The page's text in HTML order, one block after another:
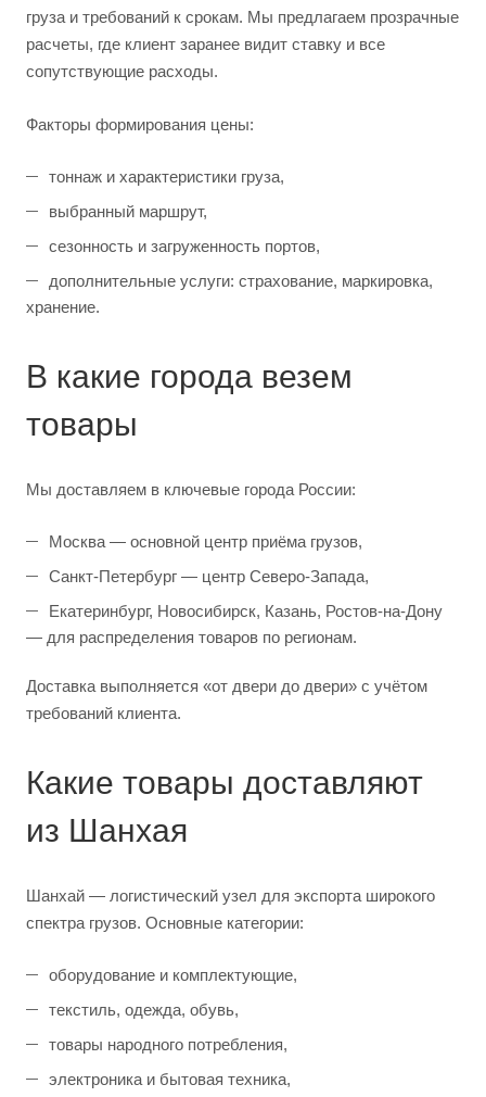
груза и требований к срокам. Мы предлагаем прозрачные
расчеты, где клиент заранее видит ставку и все
сопутствующие расходы.
Факторы формирования цены:
тоннаж и характеристики груза,
выбранный маршрут,
сезонность и загруженность портов,
дополнительные услуги: страхование, маркировка,
хранение.
В какие города везем
товары
Мы доставляем в ключевые города России:
Москва — основной центр приёма грузов,
Санкт-Петербург — центр Северо-Запада,
Екатеринбург, Новосибирск, Казань, Ростов-на-Дону
— для распределения товаров по регионам.
Доставка выполняется «от двери до двери» с учётом
требований клиента.
Какие товары доставляют
из Шанхая
Шанхай — логистический узел для экспорта широкого
спектра грузов. Основные категории:
оборудование и комплектующие,
текстиль, одежда, обувь,
товары народного потребления,
электроника и бытовая техника,